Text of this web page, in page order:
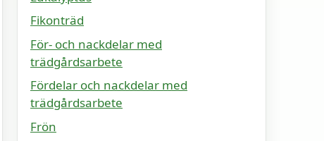
Fikonträd
För- och nackdelar med
trädgårdsarbete
Fördelar och nackdelar med
trädgårdsarbete
Frön